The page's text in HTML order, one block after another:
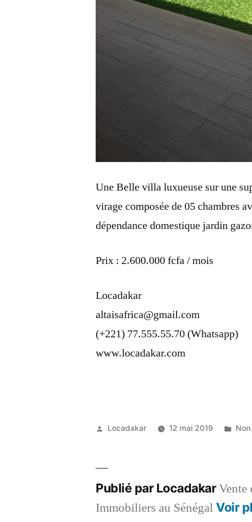
Une Belle villa luxueuse sur une
virage composée de 05 chambres
dépendance domestique jardin
Prix : 2.600.000 fcfa / mois
Locadakar
altaisafrica@gmail.com
(+221) 77.555.55.70 (Whatsapp)
www.locadakar.com
Publié
Locadakar 12 mai 2019
Publié par LocadakarVente
Immobiliers au SénégalVoir